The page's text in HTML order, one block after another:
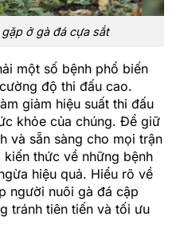
ở gà đá cựa sắt
một số bệnh phổ biến
độ thi đấu cao.
giảm hiệu suất thi đấu
khỏe của chúng. Để giữ
và sẵn sàng cho mọi trận
thức về những bệnh
hiệu quả. Hiểu rõ về
người nuôi gà đá cập
tránh tiên tiến và tối ưu